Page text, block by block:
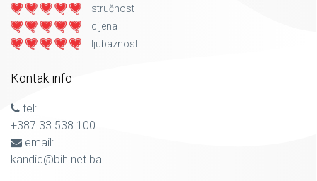
stručnost
cijena
ljubaznost
Kontak info
tel:
+387 33 538 100
email:
kandic@bih.net.ba